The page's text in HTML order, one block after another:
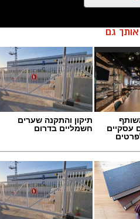
חדשותי? מצאתם טעות
אותך גם
עסקיים
תיקון והתקנה שערים
חשמליים בדרום